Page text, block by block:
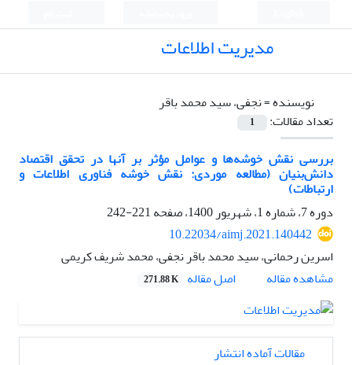
مدیریت اطلاعات
نویسنده =نجفی، سید محمد باقر
تعداد مقالات:
1
بررسی نقش خوشه‌ها و عوامل مؤثر بر آنها در تحقق اقتصاد
دانش‌بنیان (مطالعه موردی: نقش خوشه فناوری اطلاعات و
ارتباطات)
دوره 7، شماره 1، شهریور 1400، صفحه
221-242
10.22034/aimj.2021.140442
اسرین رحمانی، سید محمد باقر نجفی، محمد شریف کریمی
مشاهده مقاله
اصل مقاله 271.88 K
مقالات آماده انتشار